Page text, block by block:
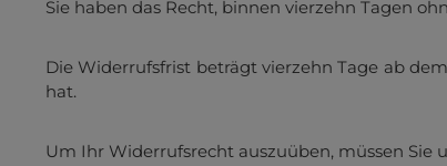
Sie haben das Recht, binnen vierzehn Tagen
Die Widerrufsfrist beträgt vierzehn Tage ab
hat.
Um Ihr Widerrufsrecht auszuüben, müssen Sie